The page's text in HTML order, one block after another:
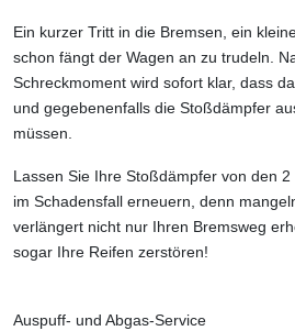
Ein kurzer Tritt in die Bremsen, ein
schon fängt der Wagen an zu trudeln.
Schreckmoment wird sofort klar, dass
und gegebenenfalls die Stoßdämpfer
müssen.
Lassen Sie Ihre Stoßdämpfer von den
im Schadensfall erneuern, denn
verlängert nicht nur Ihren Bremsweg
sogar Ihre Reifen zerstören!
Auspuff- und Abgas-Service